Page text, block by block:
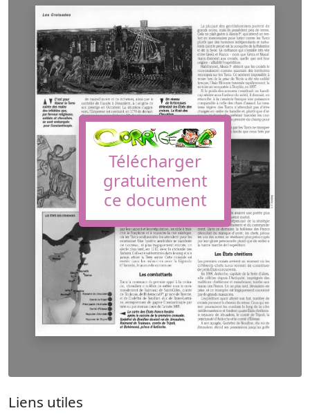
Télécharger
gratuitement
ce document
Liens utiles